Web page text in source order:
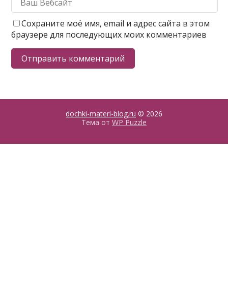
Сохраните моё имя, email и адрес сайта в этом
браузере для последующих моих комментариев
dochki-materi-blog.ru © 2026
Тема от WP Puzzle